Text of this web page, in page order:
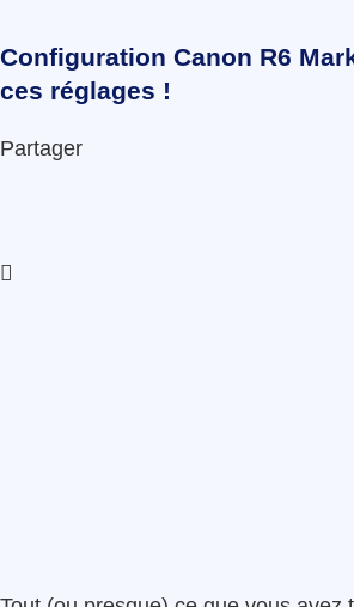
Configuration Canon R6
ces réglages !
Partager